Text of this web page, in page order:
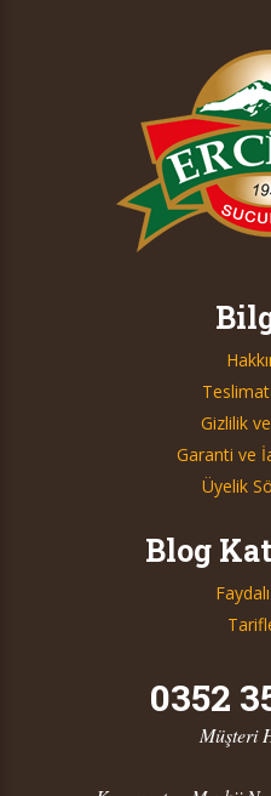
Gizlilik
Garanti ve
Üyelik
Blog
0352
Müşteri